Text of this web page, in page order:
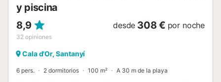
y piscina
8,9
32 opiniones
desde 308 € por noche
Cala d'Or, Santanyí
6 pers. 2 dormitorios 100 m² A 30 m de la playa